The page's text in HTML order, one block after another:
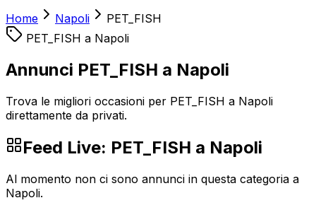
Home Napoli
PET_FISH
PET_FISH a Napoli
Annunci PET_FISH a Napoli
Trova le migliori occasioni per PET_FISH a Napoli
direttamente da privati.
Feed Live: PET_FISH a Napoli
Al momento non ci sono annunci in questa categoria a
Napoli.